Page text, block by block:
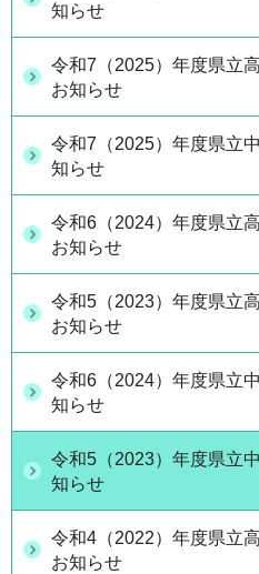
知らせ
令和7（2025）年度県立
お知らせ
令和7（2025）年度県立
知らせ
令和6（2024）年度県立
お知らせ
令和5（2023）年度県立
お知らせ
令和6（2024）年度県立
知らせ
令和5（2023）年度県立
知らせ
令和4（2022）年度県立
お知らせ